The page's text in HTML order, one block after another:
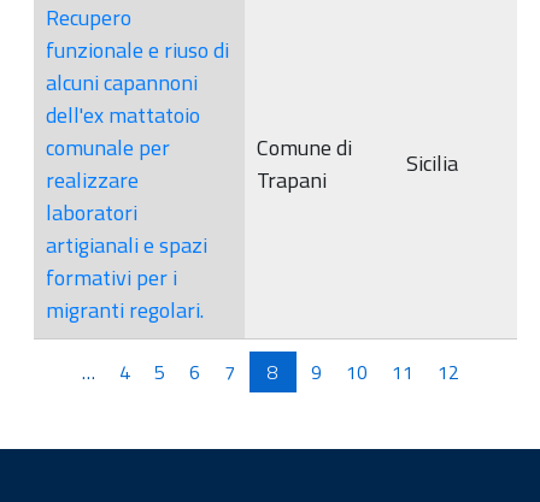
Recupero
funzionale e riuso di
alcuni capannoni
dell'ex mattatoio
comunale per
realizzare
laboratori
artigianali e spazi
formativi per i
migranti regolari.
Comune di
Trapani
Sicilia
… 4 5 6 7 8 9 10 11 12